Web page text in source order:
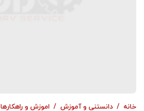
خانه دانستنی و آموزش اموزش و راهکارها